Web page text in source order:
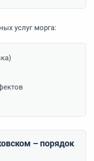
услуг морга:
– порядок